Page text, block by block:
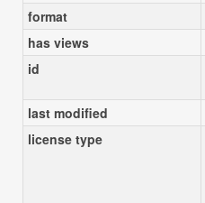
format
has views
id
last modified
license type